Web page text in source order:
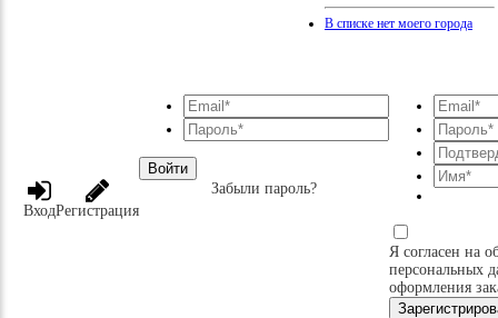
В списке нет моего города
ВходРегистрация
Войти
Забыли пароль?
Я согласен на
персональных
оформления